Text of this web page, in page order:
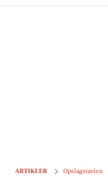
ARTIKLER Opslagstavlen
Nyt fra Dit Holbæk og 2 andre